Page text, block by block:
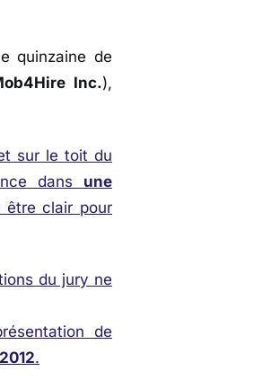
quinzaine de
Inc.),
sur le toit du
dans une
être clair pour
du jury ne
de
.